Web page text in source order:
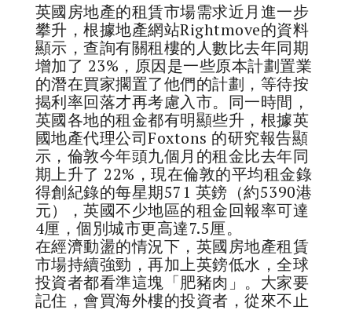
英國房地產的租賃市場需求近月進一步
攀升，根據地產網站Rightmove的資料
顯示，查詢有關租樓的人數比去年同期
增加了 23%，原因是一些原本計劃置業
的潛在買家擱置了他們的計劃，等待按
揭利率回落才再考慮入市。同一時間，
英國各地的租金都有明顯些升，根據英
國地產代理公司Foxtons 的研究報告顯
示，倫敦今年頭九個月的租金比去年同
期上升了 22%，現在倫敦的平均租金錄
得創紀錄的每星期571 英鎊（約5390港
元），英國不少地區的租金回報率可達
4厘，個別城市更高達7.5厘。
在經濟動盪的情況下，英國房地產租賃
市場持續強勁，再加上英鎊低水，全球
投資者都看準這塊「肥豬肉」。大家要
記住，會買海外樓的投資者，從來不止